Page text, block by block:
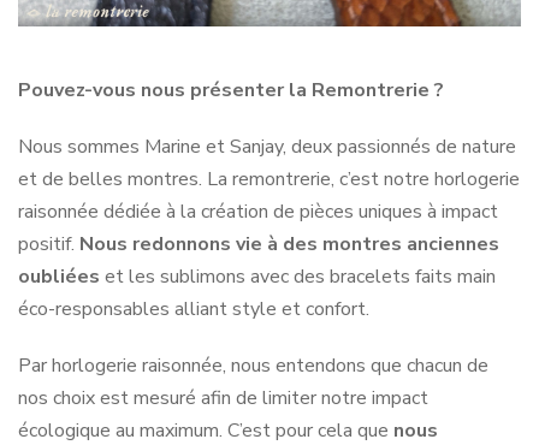
Pouvez-vous nous présenter la Remontrerie ?
Nous sommes Marine et Sanjay, deux passionnés de nature
et de belles montres. La remontrerie, c’est notre horlogerie
raisonnée dédiée à la création de pièces uniques à impact
positif. Nous redonnons vie à des montres anciennes
oubliées et les sublimons avec des bracelets faits main
éco-responsables alliant style et confort.
Par horlogerie raisonnée, nous entendons que chacun de
nos choix est mesuré afin de limiter notre impact
écologique au maximum. C’est pour cela que nous